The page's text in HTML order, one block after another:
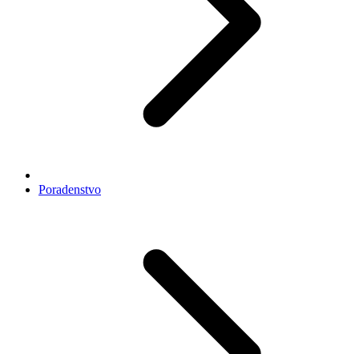
Poradenstvo